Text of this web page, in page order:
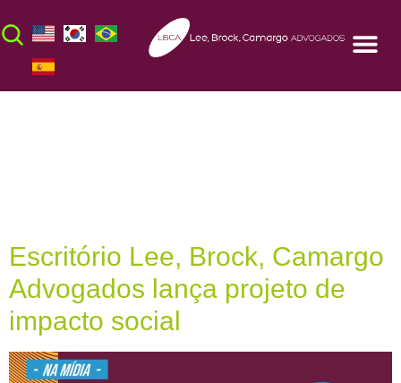
Escritório Lee, Brock, Camargo
Advogados lança projeto de
impacto social